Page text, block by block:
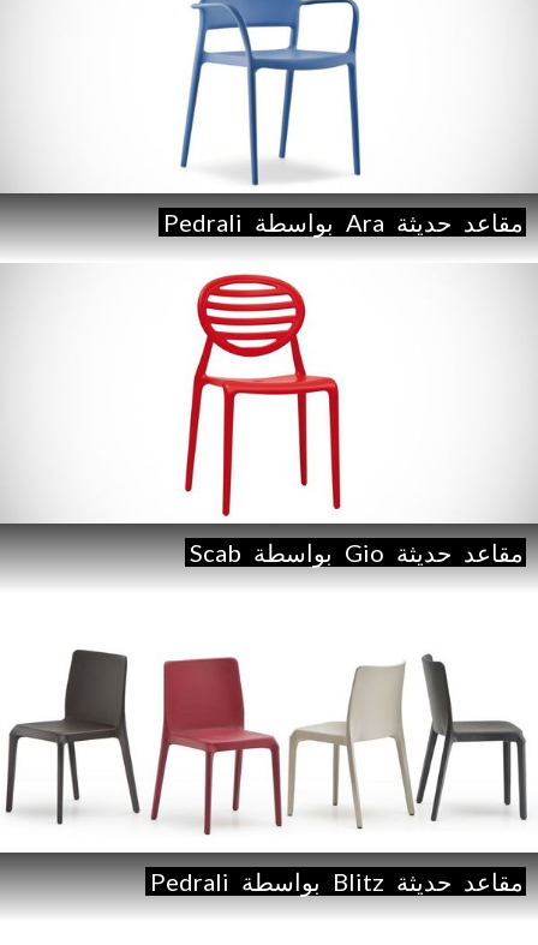
مقاعد حديثة Ara بواسطة Pedrali
مقاعد حديثة Gio بواسطة Scab
مقاعد حديثة Blitz بواسطة Pedrali